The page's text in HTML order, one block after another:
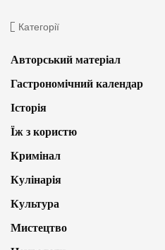
Категорії
Авторський матеріал
Гастрономічний календар
Історія
Їж з користю
Кримінал
Кулінарія
Культура
Мистецтво